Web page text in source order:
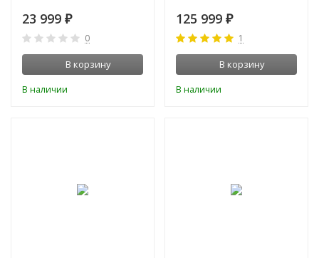
23 999 ₽
0
В корзину
В наличии
125 999 ₽
1
В корзину
В наличии